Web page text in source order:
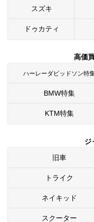
スズキ
ドゥカティ
高価
ハーレーダビッドソン特
BMW特集
KTM特集
ジ
旧車
トライク
ネイキッド
スクーター